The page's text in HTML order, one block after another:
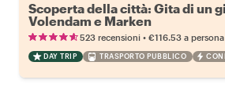
Scoperta della città: Gita di un
Volendam e Marken
523 recensioni • €116.53 a persona
DAY TRIP TRASPORTO PUBBLICO